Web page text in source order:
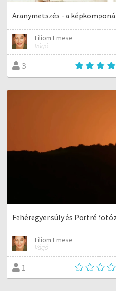
Aranymetszés - a
Liliom Emese
Vágó
3
Fehéregyensúly és Portré
Liliom Emese
Vágó
1